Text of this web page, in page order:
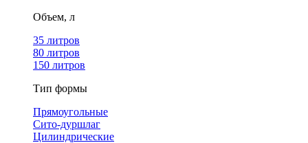
Объем, л
35 литров
80 литров
150 литров
Тип формы
Прямоугольные
Сито-дуршлаг
Цилиндрические